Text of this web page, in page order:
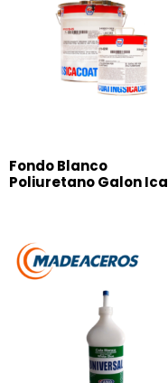
Fondo Blanco
Poliuretano Galon Ica